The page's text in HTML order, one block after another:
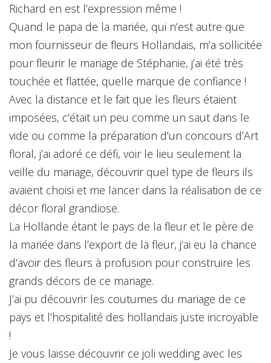
Richard en est l’expression même !
Quand le papa de la mariée, qui n’est autre que
mon fournisseur de fleurs Hollandais, m’a sollicitée
pour fleurir le mariage de Stéphanie, j’ai été très
touchée et flattée, quelle marque de confiance !
Avec la distance et le fait que les fleurs étaient
imposées, c’était un peu comme un saut dans le
vide ou comme la préparation d’un concours d’Art
floral, j’ai adoré ce défi, voir le lieu seulement la
veille du mariage, découvrir quel type de fleurs ils
avaient choisi et me lancer dans la réalisation de ce
décor floral grandiose.
La Hollande étant le pays de la fleur et le père de
la mariée dans l’export de la fleur, j’ai eu la chance
d’avoir des fleurs à profusion pour construire les
grands décors de ce mariage.
J’ai pu découvrir les coutumes du mariage de ce
pays et l’hospitalité des hollandais juste incroyable
!
Je vous laisse découvrir ce joli wedding avec les